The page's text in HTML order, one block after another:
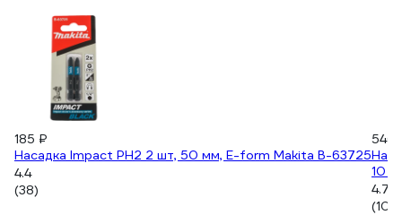
185 ₽
Насадка Impact PH2 2 шт, 50 мм, Е-form Makita B-63725
4.4
(38)
540
10
4.7
(10)